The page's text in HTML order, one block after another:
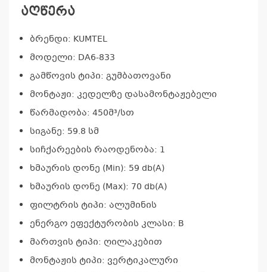
აღწერა
ბრენდი: KUMTEL
მოდელი: DA6-833
გამწოვის ტიპი: გუმბათოვანი
მონტაჟი: კედელზე დასამონტაჟებელი
წარმადობა: 450მ³/სთ
სიგანე: 59.8 სმ
სიჩქარეების რაოდენობა: 1
ხმაურის დონე (Min): 59 db(A)
ხმაურის დონე (Max): 70 db(A)
ფილტრის ტიპი: ალუმინის
ენერგო ეფექტურობის კლასი: B
მართვის ტიპი: ღილაკებით
მონტაჟის ტიპი: ვერტიკალური